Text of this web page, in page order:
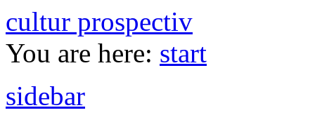
cultur prospectiv
You are here: start
sidebar